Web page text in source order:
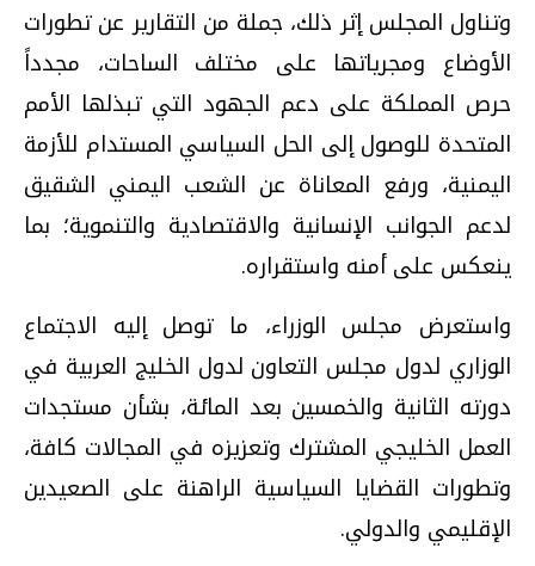
وتناول المجلس إثر ذلك، جملة من التقارير عن تطورات
الأوضاع ومجرياتها على مختلف الساحات، مجدداً
حرص المملكة على دعم الجهود التي تبذلها الأمم
المتحدة للوصول إلى الحل السياسي المستدام للأزمة
اليمنية، ورفع المعاناة عن الشعب اليمني الشقيق
لدعم الجوانب الإنسانية والاقتصادية والتنموية؛ بما
ينعكس على أمنه واستقراره.
واستعرض مجلس الوزراء، ما توصل إليه الاجتماع
الوزاري لدول مجلس التعاون لدول الخليج العربية في
دورته الثانية والخمسين بعد المائة، بشأن مستجدات
العمل الخليجي المشترك وتعزيزه في المجالات كافة،
وتطورات القضايا السياسية الراهنة على الصعيدين
الإقليمي والدولي.